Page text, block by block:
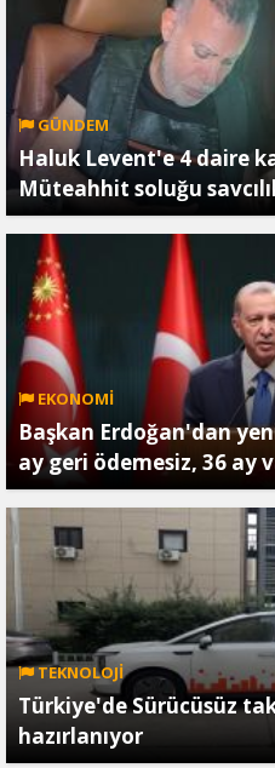
GÜNDEM
Haluk Levent'e 4 daire
Müteahhit soluğu
EKONOMİ
Başkan Erdoğan'dan
ay geri ödemesiz, 36 ay
TEKNOLOJİ
Türkiye'de Sürücüsüz
hazırlanıyor